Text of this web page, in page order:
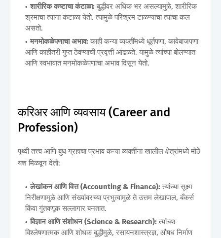
शारीरिक कष्टाचा कंटाळा: बुद्धीवर अधिक भर असल्यामुळे, शारीरिक
श्रमाचा त्यांना कंटाळा येतो. त्यामुळे परिश्रम टाळण्याचा त्यांचा कल
असतो.
मनमोकळेपणाचा अभाव: काही कन्या व्यक्तींमध्ये धूर्तपणा, कावेबाजपणा
आणि काहीतरी गुप्त ठेवण्याची प्रवृत्ती आढळते. यामुळे त्यांच्या बोलण्यात
आणि स्वभावात मनमोकळेपणाचा अभाव दिसून येतो.
करिअर आणि व्यवसाय (Career and
Profession)
पृथ्वी तत्त्व आणि बुध ग्रहाचा प्रभाव कन्या व्यक्तींना खालील क्षेत्रांमध्ये मोठे
यश मिळवून देतो:
लेखांकन आणि वित्त (Accounting & Finance): त्यांच्या सूक्ष्म
निरीक्षणामुळे आणि संख्यांवरच्या प्रभुत्वामुळे ते उत्तम लेखापाल, बँकर्स
किंवा गुंतवणूक सल्लागार बनतात.
विज्ञान आणि संशोधन (Science & Research): त्यांच्या
विश्लेषणात्मक आणि शोधक बुद्धीमुळे, रसायनशास्त्रज्ञ, औषध निर्माण